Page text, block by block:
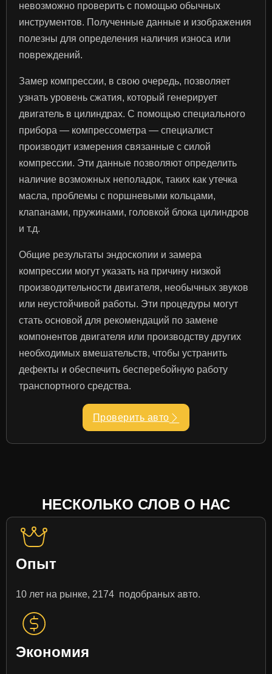
невозможно проверить с помощью обычных
инструментов. Полученные данные и изображения
полезны для определения наличия износа или
повреждений.
Замер компрессии, в свою очередь, позволяет
узнать уровень сжатия, который генерирует
двигатель в цилиндрах. С помощью специального
прибора — компрессометра — специалист
производит измерения связанные с силой
компрессии. Эти данные позволяют определить
наличие возможных неполадок, таких как утечка
масла, проблемы с поршневыми кольцами,
клапанами, пружинами, головкой блока цилиндров
и т.д.
Общие результаты эндоскопии и замера
компрессии могут указать на причину низкой
производительности двигателя, необычных звуков
или неустойчивой работы. Эти процедуры могут
стать основой для рекомендаций по замене
компонентов двигателя или производству других
необходимых вмешательств, чтобы устранить
дефекты и обеспечить бесперебойную работу
транспортного средства.
Проверить авто
НЕСКОЛЬКО СЛОВ О НАС
Опыт
10 лет на рынке, 2174 подобраных авто.
Экономия